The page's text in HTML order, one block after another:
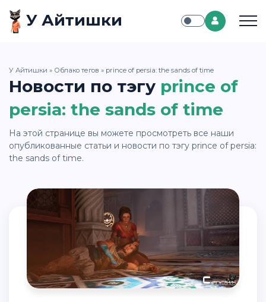
У Айтишки
У Айтишки » Облако тегов » prince of persia: the sands of time
Новости по тэгу prince of
persia: the sands of time
На этой странице вы можете просмотреть все наши
опубликованные статьи и новости по тэгу prince of persia:
the sands of time.